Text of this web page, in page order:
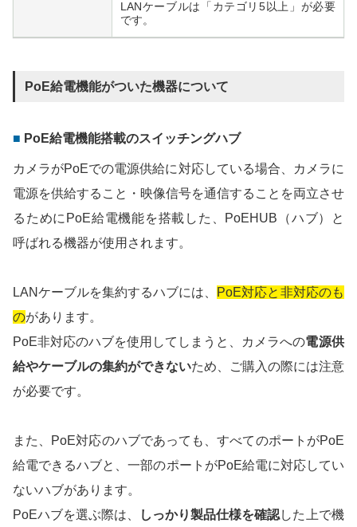
LANケーブルは「カテゴリ5以上」が必要
です。
PoE給電機能がついた機器について
PoE給電機能搭載のスイッチングハブ
カメラがPoEでの電源供給に対応している場合、カメラに
電源を供給すること・映像信号を通信することを両立させ
るためにPoE給電機能を搭載した、PoEHUB（ハブ）と
呼ばれる機器が使用されます。
LANケーブルを集約するハブには、
PoE対応と非対応のも
のがあります。
PoE非対応のハブを使用してしまうと、カメラへの電源供
給やケーブルの集約ができないため、ご購入の際には注意
が必要です。
また、PoE対応のハブであっても、すべてのポートがPoE
給電できるハブと、一部のポートがPoE給電に対応してい
ないハブがあります。
PoEハブを選ぶ際は、
しっかり製品仕様を確認した上で機